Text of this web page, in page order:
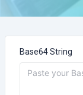
Base64 String